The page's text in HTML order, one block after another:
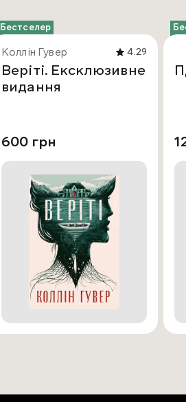
Бестселер
Коллін Гувер 4.29
Веріті. Ексклюзивне
видання
600 грн